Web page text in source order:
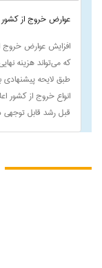
عوارض خروج از کشور در سال
که می‌تواند هزینه
طبق لایحه
انواع خروج از
قبل رشد قابل توجهی